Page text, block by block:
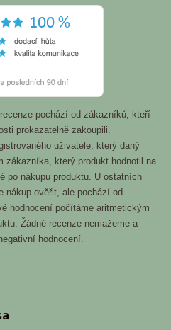
pochází od zákazníků, kteří
prokazatelně zakoupili.
uživatele, který daný
zákazníka, který produkt hodnotil na
po nákupu produktu. U ostatních
nákup ověřit, ale pochází od
hodnocení počítáme aritmetickým
Žádné recenze nemažeme a
hodnocení.